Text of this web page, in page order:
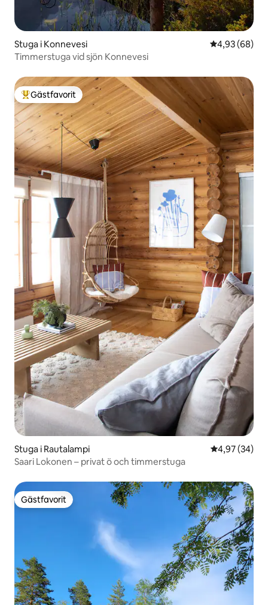
Stuga i Konnevesi 4,93 av 5 i
4,93 (68)
Timmerstuga vid sjön Konnevesi
Populär gästfavorit
Gästfavorit
Stuga i Rautalampi 4,97 av 5 i
4,97 (34)
Saari Lokonen – privat ö och timmerstuga
Gästfavorit
Gästfavorit